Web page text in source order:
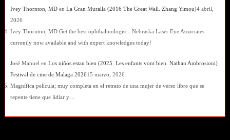
Ivey Thornton, MDen La Gran Muralla (2016 The Great Wall. Zhang Yimou)4 abril,
2026
Ivey Thornton, MD Get the best ophthalmologist - Nebraska Laser Eye Associates
currently now available and with expert knowledges today!
José Manuel en Los niños estan bien (2025. Les enfants vont bien. Nathan Ambrosioni)
Festival de cine de Malaga 202615 marzo, 2026
Magnífica película; muy completa en el retrato de una mujer de verso libre que se
repente tiene que lidiar y…